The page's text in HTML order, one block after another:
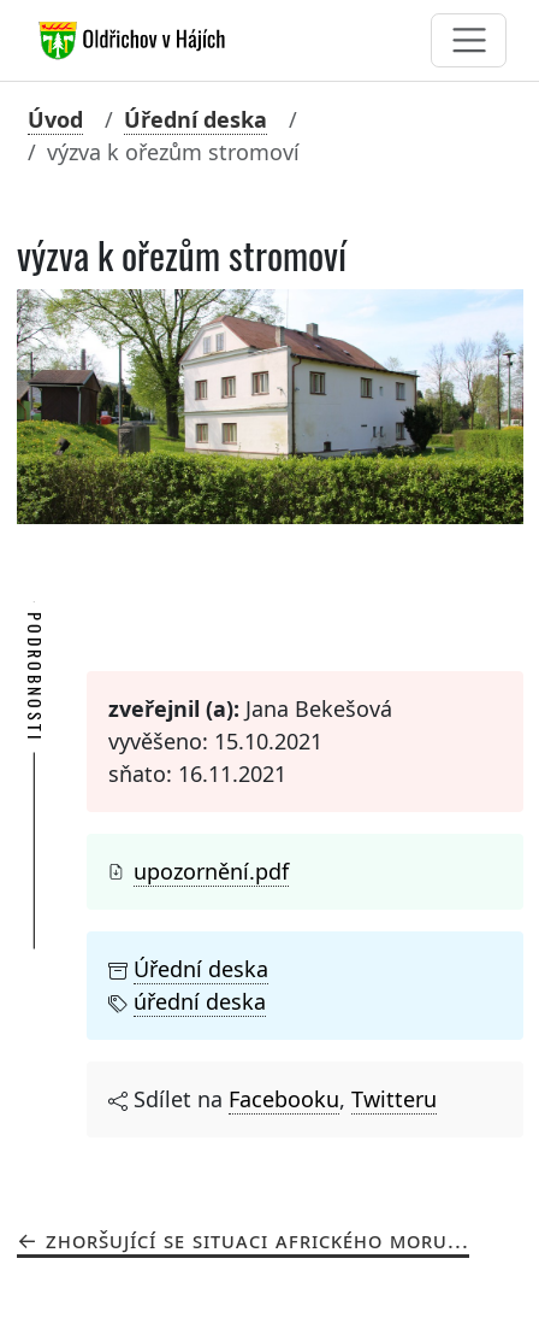
Úvod
Úřední deska
výzva k ořezům stromoví
výzva k ořezům stromoví
PODROBNOSTI zveřejnil (a): Jana Bekešová
vyvěšeno: 15.10.2021
sňato: 16.11.2021
upozornění.pdf
Úřední deska
úřední deska
Sdílet na Facebooku, Twitteru
ZHORŠUJÍCÍ SE SITUACI AFRICKÉHO MORU...